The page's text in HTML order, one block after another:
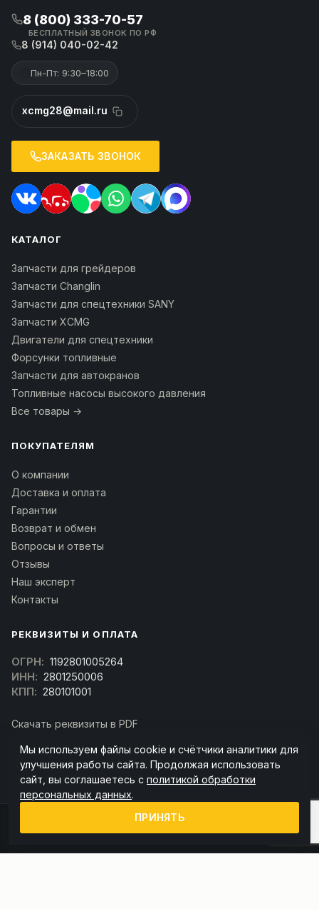
8 (800) 333-70-57
БЕСПЛАТНЫЙ ЗВОНОК ПО РФ
8 (914) 040-02-42
Пн-Пт: 9:30–18:00
xcmg28@mail.ru
ЗАКАЗАТЬ ЗВОНОК
КАТАЛОГ
Запчасти для грейдеров
Запчасти Changlin
Запчасти для спецтехники SANY
Запчасти XCMG
Двигатели для спецтехники
Форсунки топливные
Запчасти для автокранов
Топливные насосы высокого давления
Все товары →
ПОКУПАТЕЛЯМ
О компании
Доставка и оплата
Гарантии
Возврат и обмен
Вопросы и ответы
Отзывы
Наш эксперт
Контакты
РЕКВИЗИТЫ И ОПЛАТА
ОГРН: 1192801005264
ИНН: 2801250006
КПП: 280101001
Скачать реквизиты в PDF
(Скачать договор)
Мы используем файлы cookie и счётчики аналитики для
улучшения работы сайта. Продолжая использовать
сайт, вы соглашаетесь с политикой обработки
персональных данных.
ПРИНЯТЬ